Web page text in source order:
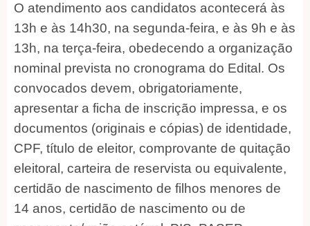
O atendimento aos candidatos acontecerá às
13h e às 14h30, na segunda-feira, e às 9h e às
13h, na terça-feira, obedecendo a organização
nominal prevista no cronograma do Edital. Os
convocados devem, obrigatoriamente,
apresentar a ficha de inscrição impressa, e os
documentos (originais e cópias) de identidade,
CPF, título de eleitor, comprovante de quitação
eleitoral, carteira de reservista ou equivalente,
certidão de nascimento de filhos menores de
14 anos, certidão de nascimento ou de